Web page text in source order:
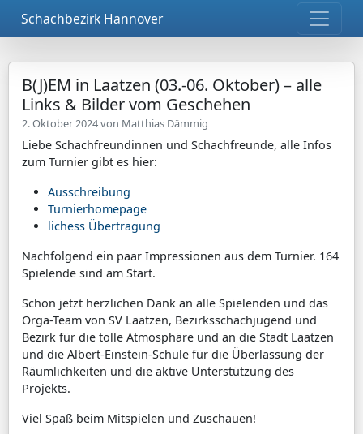
Schachbezirk Hannover
B(J)EM in Laatzen (03.-06. Oktober) – alle
Links & Bilder vom Geschehen
2. Oktober 2024 von Matthias Dämmig
Liebe Schachfreundinnen und Schachfreunde, alle Infos
zum Turnier gibt es hier:
Ausschreibung
Turnierhomepage
lichess Übertragung
Nachfolgend ein paar Impressionen aus dem Turnier. 164
Spielende sind am Start.
Schon jetzt herzlichen Dank an alle Spielenden und das
Orga-Team von SV Laatzen, Bezirksschachjugend und
Bezirk für die tolle Atmosphäre und an die Stadt Laatzen
und die Albert-Einstein-Schule für die Überlassung der
Räumlichkeiten und die aktive Unterstützung des
Projekts.
Viel Spaß beim Mitspielen und Zuschauen!